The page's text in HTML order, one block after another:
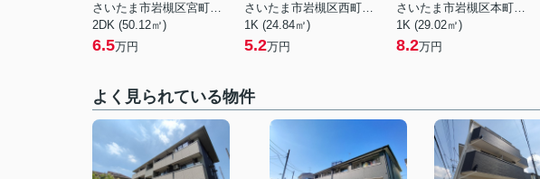
さいたま市岩槻区宮町２丁目
2DK (50.12㎡)
6.5万円
さいたま市岩槻区西町５丁目
1K (24.84㎡)
5.2万円
さいたま市岩槻区本町１丁目
1K (29.02㎡)
8.2万円
よく見られている物件